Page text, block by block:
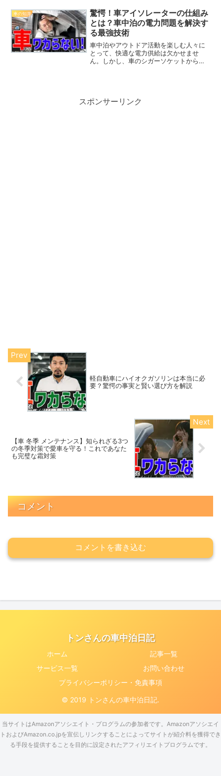
運転に大きな影響を与えていることをご
存知でしょうか？この記事で...
車の知識
驚愕！車アイソレーターの仕組み
とは？車中泊の電力問題を解決す
る最強技術
車中泊やアウトドア活動を楽しむ人々に
とって、快適な電力供給は欠かせませ
ん。しかし、車のシガーソケットからの
スポンサーリンク
軽自動車にハイオクガソリンは本当に必
要？驚愕の事実と賢い選び方を解説
【車 冬季 メンテナンス】知られざる3つ
の冬季対策で愛車を守る！これであなた
も完璧な霜対策
コメント
コメントを書き込む
トンさんの車中泊日記
ホーム
記事一覧
サービス一覧
お問い合わせ
プライバシーポリシー・免責事項
© 2019 トンさんの車中泊日記.
当サイトはAmazonアソシエイト・プログラムの参加者です。Amazonアソシエイ
トおよびAmazon.co.jpを宣伝しリンクすることによってサイトが紹介料を獲得でき
る手段を提供することを目的に設定されたアフィリエイトプログラムです。